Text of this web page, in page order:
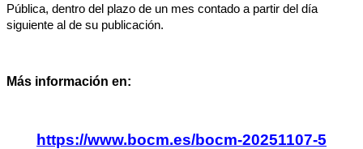
Pública, dentro del plazo de un mes contado a partir del día
siguiente al de su publicación.
Más información en:
https://www.bocm.es/bocm-20251107-5